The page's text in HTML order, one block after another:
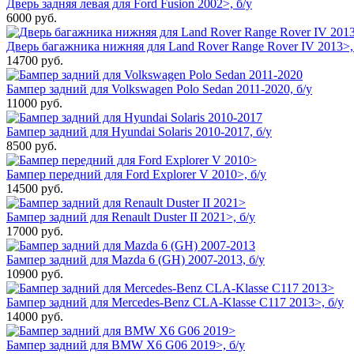
Дверь задняя левая для Ford Fusion 2002>, б/у
6000 руб.
Дверь багажника нижняя для Land Rover Range Rover IV
14700 руб.
Бампер задний для Volkswagen Polo Sedan 2011-2020, б/у
11000 руб.
Бампер задний для Hyundai Solaris 2010-2017, б/у
8500 руб.
Бампер передний для Ford Explorer V 2010>, б/у
14500 руб.
Бампер задний для Renault Duster II 2021>, б/у
17000 руб.
Бампер задний для Mazda 6 (GH) 2007-2013, б/у
10900 руб.
Бампер задний для Mercedes-Benz CLA-Klasse C117 2013>, б/у
14000 руб.
Бампер задний для BMW X6 G06 2019>, б/у